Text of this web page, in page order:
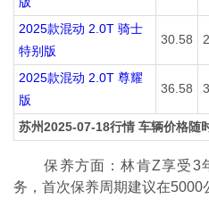
2025款混动 2.0T 骑士
特别版
30.58
2025款混动 2.0T 尊耀
版
36.58
苏州2025-07-18行情 车辆价格随
保养方面：林肯Z享受3
务，首次保养周期建议在5000